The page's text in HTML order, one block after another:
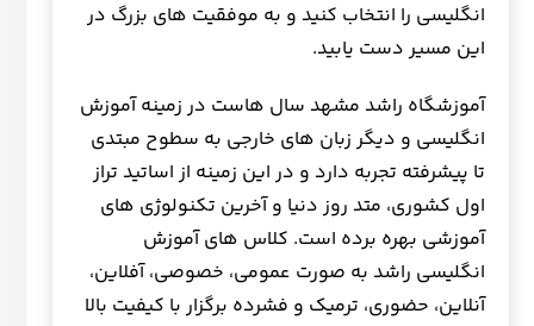
انگلیسی را انتخاب کنید و به موفقیت های بزرگ در
این مسیر دست یابید.
آموزشگاه راشد مشهد سال هاست در زمینه آموزش
انگلیسی و دیگر زبان های خارجی به سطوح مبتدی
تا پیشرفته تجربه دارد و در این زمینه از اساتید تراز
اول کشوری، متد روز دنیا و آخرین تکنولوژی های
آموزشی بهره برده است. کلاس های آموزش
انگلیسی راشد به صورت عمومی، خصوصی، آفلاین،
آنلاین، حضوری، ترمیک و فشرده برگزار با کیفیت بالا